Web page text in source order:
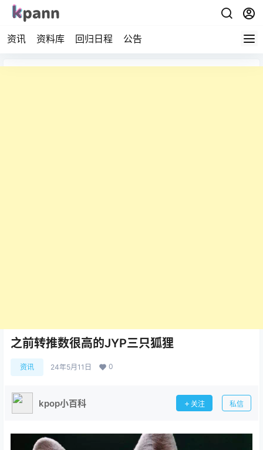
资讯 资料库 回归日程 公告
之前转推数很高的JYP三只狐狸
资讯 24年5月11日 0
kpop小百科 关注 私信